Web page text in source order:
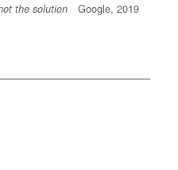
the solution Google, 2019